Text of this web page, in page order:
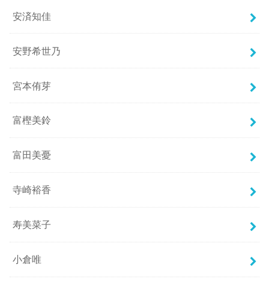
安済知佳
安野希世乃
宮本侑芽
富樫美鈴
富田美憂
寺崎裕香
寿美菜子
小倉唯